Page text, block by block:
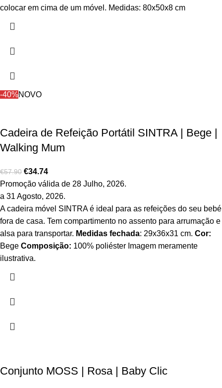
colocar em cima de um móvel. Medidas: 80x50x8 cm
-40%NOVO
Cadeira de Refeição Portátil SINTRA | Bege |
Walking Mum
€57.90 €34.74
Promoção válida de 28 Julho, 2026.
a 31 Agosto, 2026.
A cadeira móvel SINTRA é ideal para as refeições do seu bebé
fora de casa. Tem compartimento no assento para arrumação e
alsa para transportar. Medidas fechada: 29x36x31 cm. Cor:
Bege Composição: 100% poliéster Imagem meramente
ilustrativa.
Conjunto MOSS | Rosa | Baby Clic